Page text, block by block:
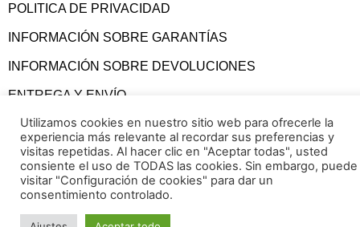
POLITICA DE PRIVACIDAD
INFORMACIÓN SOBRE GARANTÍAS
INFORMACIÓN SOBRE DEVOLUCIONES
ENTREGA Y ENVÍO
CONDICIONES GENERALES
Utilizamos cookies en nuestro sitio web para ofrecerle la
experiencia más relevante al recordar sus preferencias y
visitas repetidas. Al hacer clic en "Aceptar todas", usted
consiente el uso de TODAS las cookies. Sin embargo, puede
visitar "Configuración de cookies" para dar un
consentimiento controlado.